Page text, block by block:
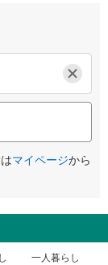
マイページから
一人暮らし